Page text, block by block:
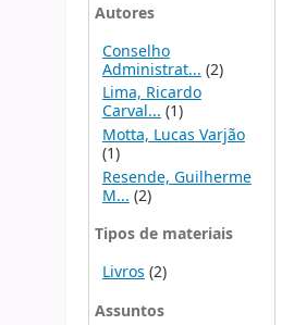
Autores
Conselho
Administrat... (2)
Lima, Ricardo
Carval...(1)
Motta, Lucas Varjão
(1)
Resende, Guilherme
M... (2)
Tipos de materiais
Livros (2)
Assuntos